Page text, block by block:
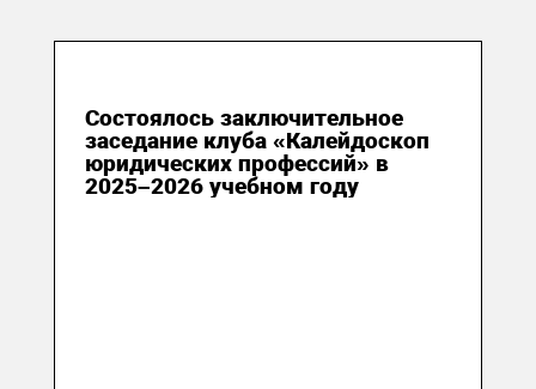
Состоялось заключительное
заседание клуба «Калейдоскоп
юридических профессий» в
2025–2026 учебном году